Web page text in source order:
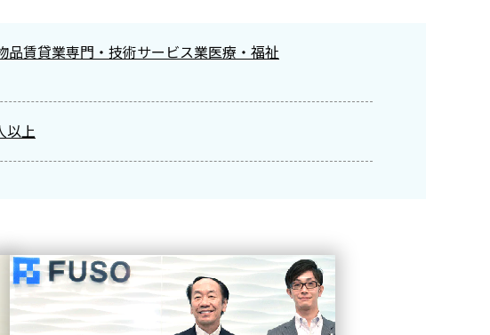
品賃貸業専門・技術サービス業医療・福祉
以上
ProgramIT CAMPUSBiz CAMPUS LiveBiz CAMPUS
講師派遣型研修
職自立自走/主体性 リーダーシップ チームビルディング